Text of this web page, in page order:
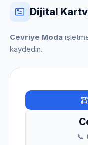
Dijital
Cevriye Moda
kaydedin.
📞